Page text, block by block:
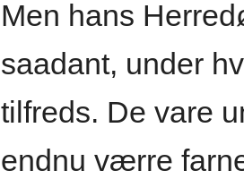
Men hans
saadant, under
tilfreds. De vare
endnu værre